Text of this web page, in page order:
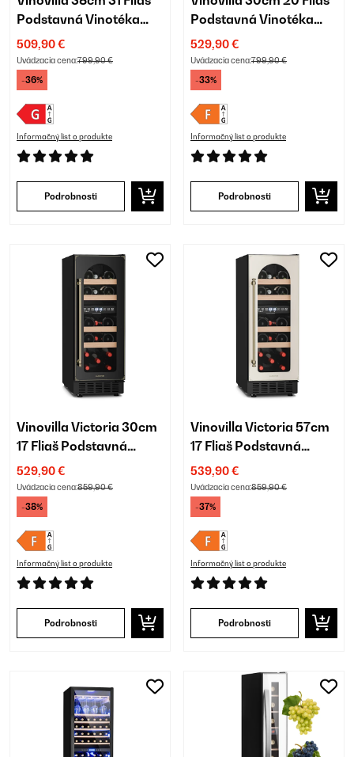
Podstavná Vinotéka
Jednozónová Čierna
509,90 €
Uvádzacia cena:799,90 €
-36%
Informačný list o produkte
Podrobnosti
Podstavná Vinotéka
Jednozónová Čierna
529,90 €
Uvádzacia cena:799,90 €
-33%
Informačný list o produkte
Podrobnosti
Vinovilla Victoria 30cm
17 Fliaš Podstavná
Vinotéka Dvojzónová
Čierna
529,90 €
Uvádzacia cena:859,90 €
-38%
Informačný list o produkte
Podrobnosti
Vinovilla Victoria 57cm
17 Fliaš Podstavná
Vinotéka Dvojzónová
Krémová
539,90 €
Uvádzacia cena:859,90 €
-37%
Informačný list o produkte
Podrobnosti